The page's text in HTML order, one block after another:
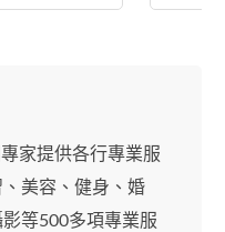
家提供各行專業服
美容、健身、婚
等500多項專業服